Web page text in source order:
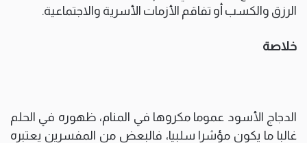
الرزق والكسب أو تفاقم الأزمات الأسرية والاجتماعية.
خلاصة
الدجاج الأسود عموما مكروها في المنام، ظهوره في الحلم
غالبا ما يكون مؤشرا سلبيا، فالبعض من المفسرين يعتبره